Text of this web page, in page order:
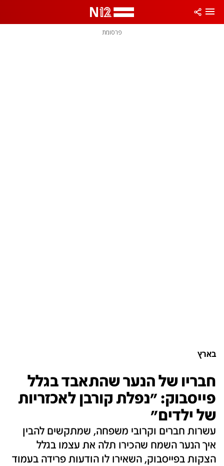
פרסומת
בארץ
חבריו של הנער שהתאבד בגלל
פייסבוק: "נפלת קורבן לאכזריות
של ילדים"
עשרות חברים וקרובי משפחה, שמתקשים להבין
איך הנער השמח שהכירו תלה את עצמו בגלל
הצקות בפייסבוק, השאירו לו הודעות פרידה בעמוד